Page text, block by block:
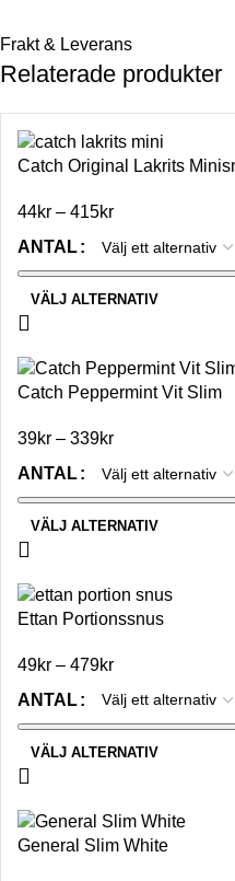
Frakt & Leverans
Relaterade produkter
Catch Original Lakrits
44kr – 415kr
ANTAL
VÄLJ ALTERNATIV
Catch Peppermint Vit Slim
39kr – 339kr
ANTAL
VÄLJ ALTERNATIV
Ettan Portionssnus
49kr – 479kr
ANTAL
VÄLJ ALTERNATIV
General Slim White